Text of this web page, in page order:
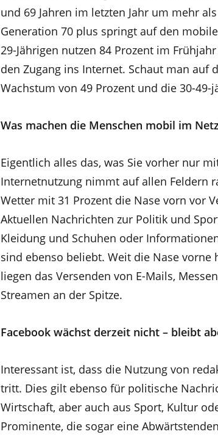
und 69 Jahren im letzten Jahr um mehr
Generation 70 plus springt auf den
29-Jährigen nutzen 84 Prozent im
den Zugang ins Internet. Schaut man auf
Wachstum von 49 Prozent und die 30-49-
Was machen die Menschen mobil im
Eigentlich alles das, was Sie vorher nur
Internetnutzung nimmt auf allen Feldern
Wetter mit 31 Prozent die Nase vorn vor
Aktuellen Nachrichten zur Politik und
Kleidung und Schuhen oder
sind ebenso beliebt. Weit die Nase
liegen das Versenden von E-Mails,
Streamen an der Spitze.
Facebook wächst derzeit nicht – bleibt
Interessant ist, dass die Nutzung von
tritt. Dies gilt ebenso für politische
Wirtschaft, aber auch aus Sport, Kultur
Prominente, die sogar eine